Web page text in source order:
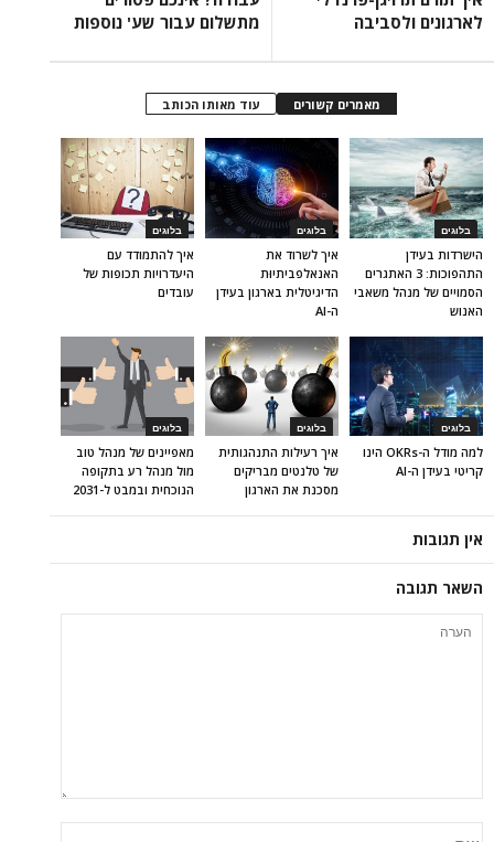
לארגונים ולסביבה
מתשלום עבור שע' נוספות
מאמרים קשורים עוד מאותו הכותב
בלוגים
איך להתמודד עם
היעדרויות תכופות של
עובדים
בלוגים
איך לשרוד את
האנאלפביתיוּת
הדיגיטלית בארגון בעידן
ה-AI
בלוגים
הישרדות בעידן
התהפוכות: 3 האתגרים
הסמויים של מנהל משאבי
האנוש
בלוגים
מאפיינים של מנהל טוב
מול מנהל רע בתקופה
הנוכחית ובמבט ל-2031
בלוגים
איך רעילות התנהגותית
של טלנטים מבריקים
מסכנת את הארגון
בלוגים
למה מודל ה-OKRs הינו
קריטי בעידן ה-AI
אין תגובות
השאר תגובה